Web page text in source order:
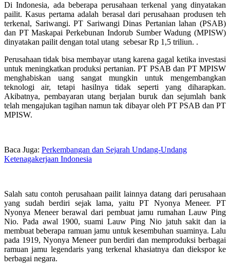
Di Indonesia, ada beberapa perusahaan terkenal yang dinyatakan
pailit. Kasus pertama adalah berasal dari perusahaan produsen teh
terkenal, Sariwangi. PT Sariwangi Dinas Pertanian lahan (PSAB)
dan PT Maskapai Perkebunan Indorub Sumber Wadung (MPISW)
dinyatakan pailit dengan total utang sebesar Rp 1,5 triliun. .
Perusahaan tidak bisa membayar utang karena gagal ketika investasi
untuk meningkatkan produksi pertanian. PT PSAB dan PT MPISW
menghabiskan uang sangat mungkin untuk mengembangkan
teknologi air, tetapi hasilnya tidak seperti yang diharapkan.
Akibatnya, pembayaran utang berjalan buruk dan sejumlah bank
telah mengajukan tagihan namun tak dibayar oleh PT PSAB dan PT
MPISW.
Baca Juga: Perkembangan dan Sejarah Undang-Undang
Ketenagakerjaan Indonesia
Salah satu contoh perusahaan pailit lainnya datang dari perusahaan
yang sudah berdiri sejak lama, yaitu PT Nyonya Meneer. PT
Nyonya Meneer berawal dari pembuat jamu rumahan Lauw Ping
Nio. Pada awal 1900, suami Lauw Ping Nio jatuh sakit dan ia
membuat beberapa ramuan jamu untuk kesembuhan suaminya. Lalu
pada 1919, Nyonya Meneer pun berdiri dan memproduksi berbagai
ramuan jamu legendaris yang terkenal khasiatnya dan diekspor ke
berbagai negara.